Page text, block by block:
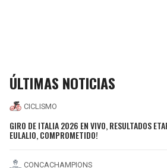
ÚLTIMAS NOTICIAS
CICLISMO
GIRO DE ITALIA 2026 EN VIVO, RESULTADOS
EULALIO, COMPROMETIDO!
CONCACHAMPIONS